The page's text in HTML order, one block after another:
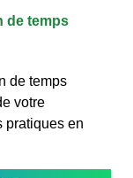
de temps
de temps
votre
pratiques en